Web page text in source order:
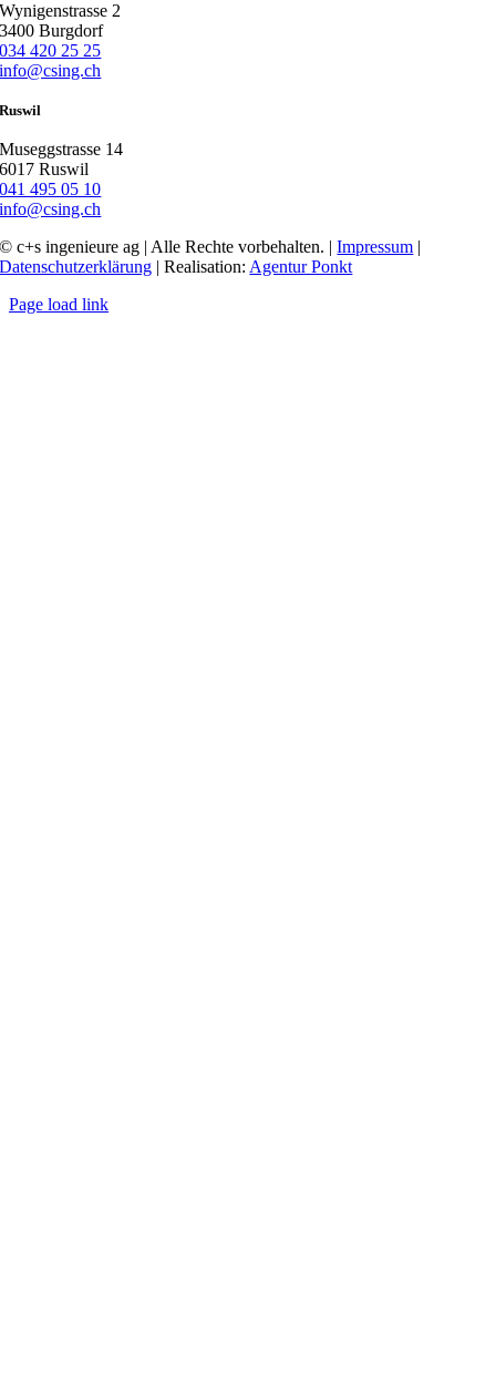
Wynigenstrasse 2
3400 Burgdorf
034 420 25 25
info@csing.ch
Ruswil
Museggstrasse 14
6017 Ruswil
041 495 05 10
info@csing.ch
© c+s ingenieure ag | Alle Rechte vorbehalten. |Impressum |
Datenschutzerklärung | Realisation:Agentur Ponkt
Page load link